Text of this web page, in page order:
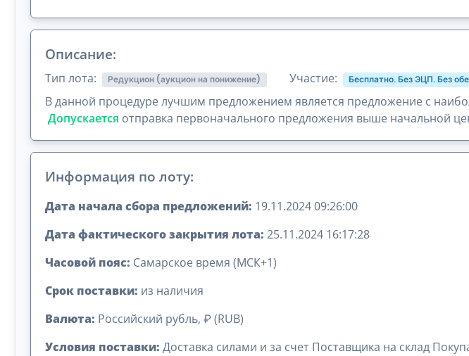
Описание:
Тип лота: Редукцион (аукцион на понижение) Участие: Бесплатно. Без ЭЦП. Без
В данной процедуре лучшим предложением является предложение с
Допускается отправка первоначального предложения выше начальной
Информация по лоту:
Дата начала сбора предложений: 19.11.2024 09:26:00
Дата фактического закрытия лота: 25.11.2024 16:17:28
Часовой пояс: Самарское время (МСК+1)
Срок поставки: из наличия
Валюта: Российский рубль, ₽ (RUB)
Условия поставки: Доставка силами и за счет Поставщика на склад